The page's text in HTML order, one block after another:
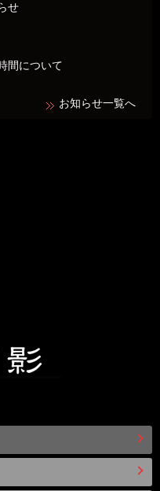
せ
間について
お知らせ一覧へ